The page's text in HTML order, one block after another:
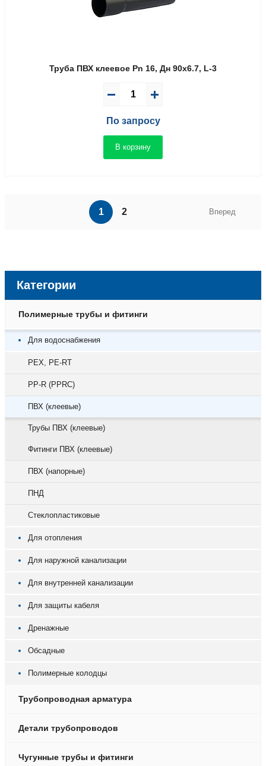
Труба ПВХ клеевое Pn 16, Дн 90х6.7, L-3
По запросу
В корзину
1 2 Вперед
Категории
Полимерные трубы и фитинги
Для водоснабжения
PEX, PE-RT
PP-R (PPRC)
ПВХ (клеевые)
Трубы ПВХ (клеевые)
Фитинги ПВХ (клеевые)
ПВХ (напорные)
ПНД
Стеклопластиковые
Для отопления
Для наружной канализации
Для внутренней канализации
Для защиты кабеля
Дренажные
Обсадные
Полимерные колодцы
Трубопроводная арматура
Детали трубопроводов
Чугунные трубы и фитинги